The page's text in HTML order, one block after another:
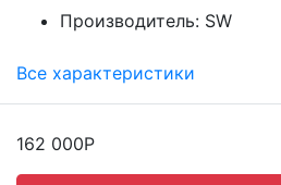
Производитель: SW
Все характеристики
162 000Р